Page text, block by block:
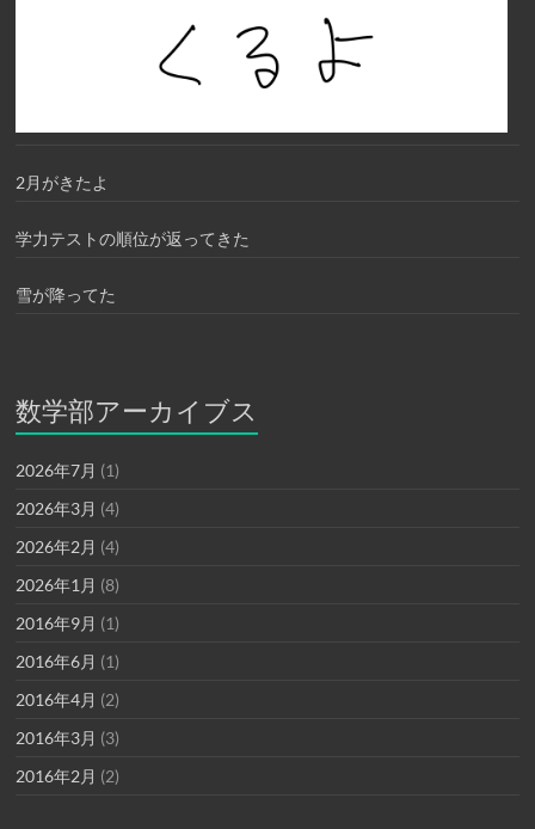
2月がきたよ
学力テストの順位が返ってきた
雪が降ってた
数学部アーカイブス
2026年7月 (1)
2026年3月 (4)
2026年2月 (4)
2026年1月 (8)
2016年9月 (1)
2016年6月 (1)
2016年4月 (2)
2016年3月 (3)
2016年2月 (2)